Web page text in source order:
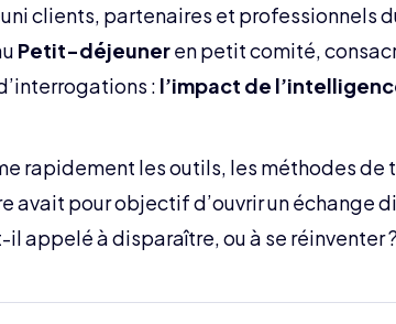
clients, partenaires et professionnels
Petit-déjeuneren petit comité,
: l’impact de
rapidement les outils, les méthodes
avait pour objectif d’ouvrir un échange
appelé à disparaître, ou à se réinventer ?